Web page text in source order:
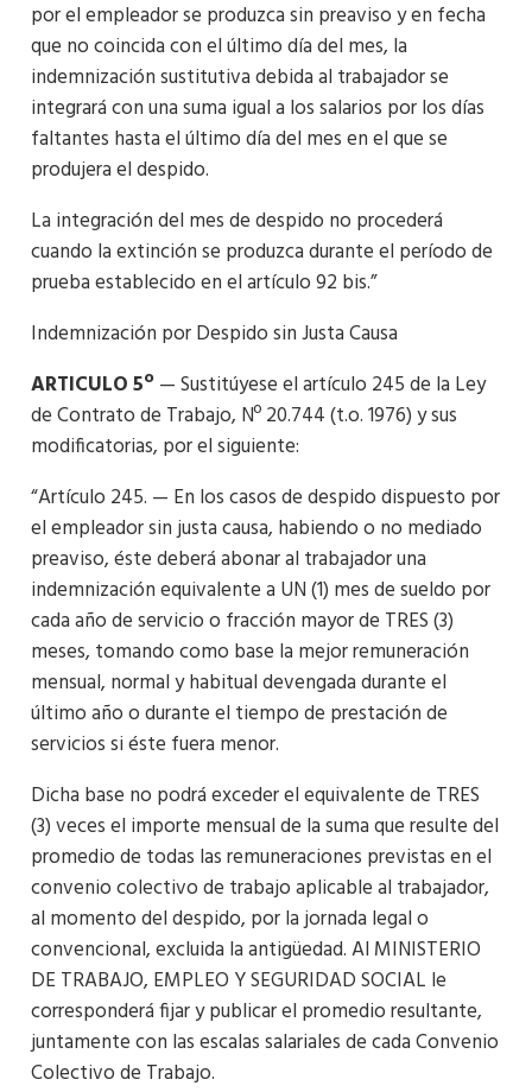
por el empleador se produzca sin preaviso y en fecha
que no coincida con el último día del mes, la
indemnización sustitutiva debida al trabajador se
integrará con una suma igual a los salarios por los días
faltantes hasta el último día del mes en el que se
produjera el despido.
La integración del mes de despido no procederá
cuando la extinción se produzca durante el período de
prueba establecido en el artículo 92 bis.”
Indemnización por Despido sin Justa Causa
ARTICULO 5º— Sustitúyese el artículo 245 de la Ley
de Contrato de Trabajo, Nº 20.744 (t.o. 1976) y sus
modificatorias, por el siguiente:
“Artículo 245. — En los casos de despido dispuesto por
el empleador sin justa causa, habiendo o no mediado
preaviso, éste deberá abonar al trabajador una
indemnización equivalente a UN (1) mes de sueldo por
cada año de servicio o fracción mayor de TRES (3)
meses, tomando como base la mejor remuneración
mensual, normal y habitual devengada durante el
último año o durante el tiempo de prestación de
servicios si éste fuera menor.
Dicha base no podrá exceder el equivalente de TRES
(3) veces el importe mensual de la suma que resulte del
promedio de todas las remuneraciones previstas en el
convenio colectivo de trabajo aplicable al trabajador,
al momento del despido, por la jornada legal o
convencional, excluida la antigüedad. Al MINISTERIO
DE TRABAJO, EMPLEO Y SEGURIDAD SOCIAL le
corresponderá fijar y publicar el promedio resultante,
juntamente con las escalas salariales de cada Convenio
Colectivo de Trabajo.